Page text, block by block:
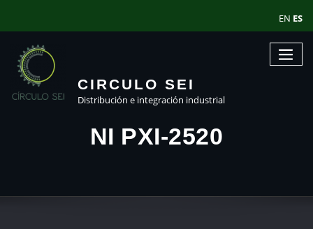
CIRCULO SEI
Distribución e integración industrial
NI PXI-2520
EN ES